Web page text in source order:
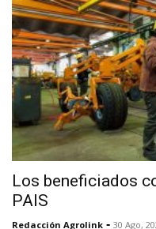
Los beneficiados
PAIS
Redacción Agrolink - 30 Ago,